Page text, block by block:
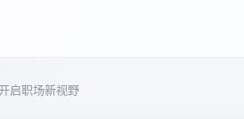
启职场新视野